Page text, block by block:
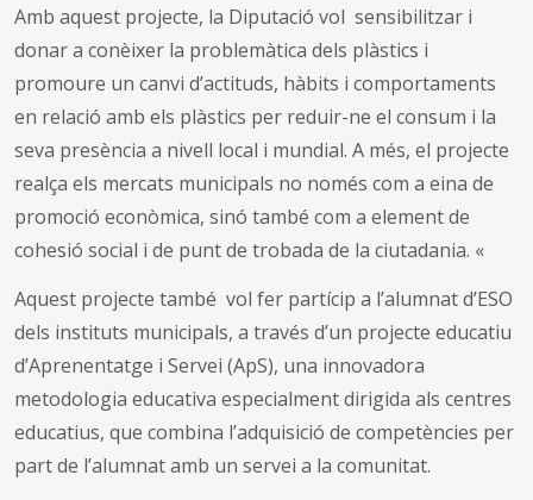
Amb aquest projecte, la Diputació vol sensibilitzar i
donar a conèixer la problemàtica dels plàstics i
promoure un canvi d’actituds, hàbits i comportaments
en relació amb els plàstics per reduir-ne el consum i la
seva presència a nivell local i mundial. A més, el projecte
realça els mercats municipals no només com a eina de
promoció econòmica, sinó també com a element de
cohesió social i de punt de trobada de la ciutadania. «
Aquest projecte també vol fer partícip a l’alumnat d’ESO
dels instituts municipals, a través d’un projecte educatiu
d’Aprenentatge i Servei (ApS), una innovadora
metodologia educativa especialment dirigida als centres
educatius, que combina l’adquisició de competències per
part de l’alumnat amb un servei a la comunitat.